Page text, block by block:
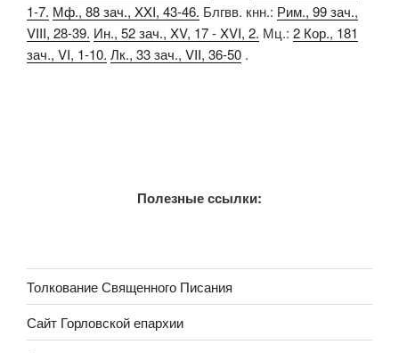
1-7. Мф., 88 зач., XXI, 43-46. Блгвв. кнн.: Рим., 99 зач.,
VIII, 28-39. Ин., 52 зач., XV, 17 - XVI, 2. Мц.: 2 Кор., 181
зач., VI, 1-10. Лк., 33 зач., VII, 36-50 .
Полезные ссылки:
Толкование Священного Писания
Сайт Горловской епархии